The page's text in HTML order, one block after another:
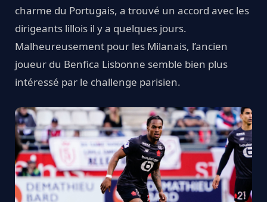
charme du Portugais, a trouvé un accord avec les
dirigeants lillois il y a quelques jours.
Malheureusement pour les Milanais, l’ancien
joueur du Benfica Lisbonne semble bien plus
intéressé par le challenge parisien.